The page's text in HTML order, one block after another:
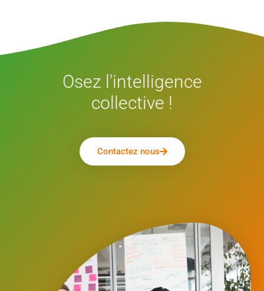
Osez l'intelligence
collective !
Contactez nous